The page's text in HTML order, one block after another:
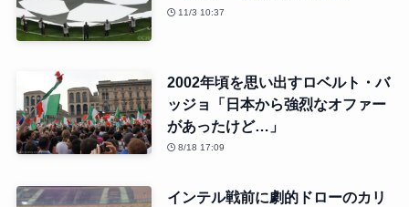
11/3 10:37
2002年頃を思い出すロベルト・バ
ッジョ「日本から強烈なオファー
があったけど…」
8/18 17:09
インテル戦前に劇的ドローのカリ